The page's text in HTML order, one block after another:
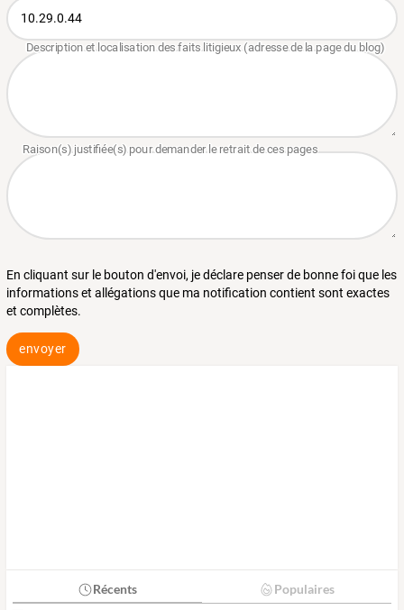
En cliquant sur le bouton d'envoi, je déclare penser de bonne foi que les
informations et allégations que ma notification contient sont exactes
et complètes.
envoyer
Récents Populaires